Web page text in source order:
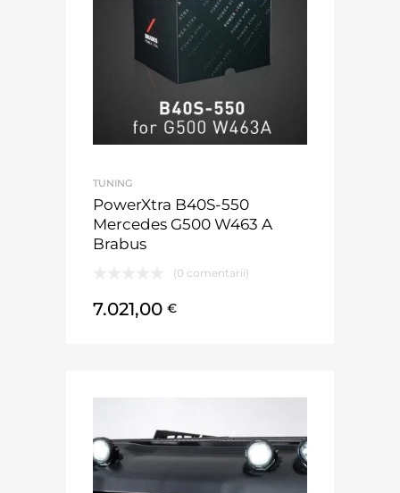
TUNING
PowerXtra B40S-550
Mercedes G500 W463 A
Brabus
(0 comentarii)
7.021,00 €